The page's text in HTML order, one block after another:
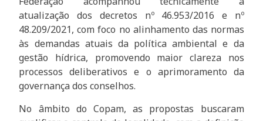
atualização dos decretos nº 46.953/2016 e nº
48.209/2021, com foco no alinhamento das normas
às demandas atuais da política ambiental e da
gestão hídrica, promovendo maior clareza nos
processos deliberativos e o aprimoramento da
governança dos conselhos.
No âmbito do Copam, as propostas buscaram